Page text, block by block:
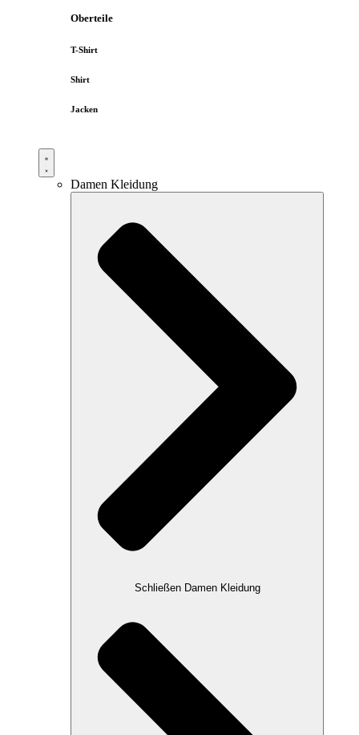
Oberteile
T-Shirt
Shirt
Jacken
Damen Kleidung
Schließen Damen Kleidung